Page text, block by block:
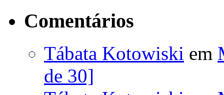
Comentários
Tábata Kotowiski em
de 30]